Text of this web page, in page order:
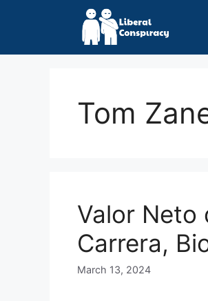
Tom
Valor Neto
Carrera,
March 13, 2024